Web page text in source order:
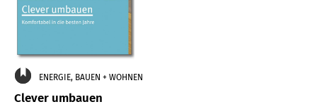
ENERGIE, BAUEN + WOHNEN
Clever umbauen